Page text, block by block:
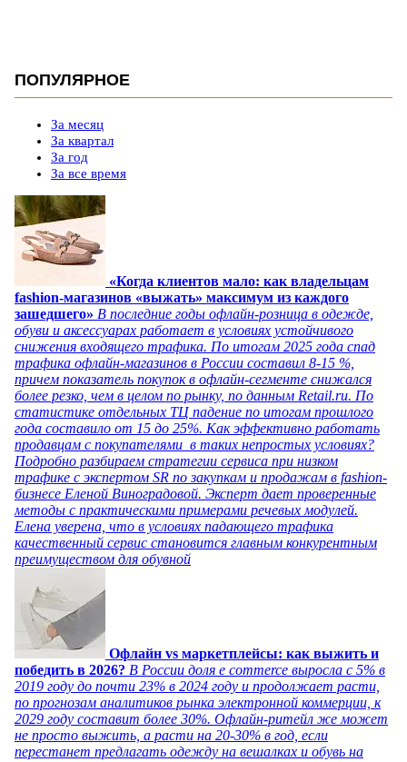
ПОПУЛЯРНОЕ
За месяц
За квартал
За год
За все время
«Когда клиентов мало: как владельцам
fashion-магазинов «выжать» максимум из каждого
зашедшего» В последние годы офлайн-розница в одежде,
обуви и аксессуарах работает в условиях устойчивого
снижения входящего трафика. По итогам 2025 года спад
трафика офлайн-магазинов в России составил 8-15 %,
причем показатель покупок в офлайн-сегменте снижался
более резко, чем в целом по рынку, по данным Retail.ru. По
статистике отдельных ТЦ падение по итогам прошлого
года составило от 15 до 25%. Как эффективно работать
продавцам с покупателями в таких непростых условиях?
Подробно разбираем стратегии сервиса при низком
трафике с экспертом SR по закупкам и продажам в fashion-
бизнесе Еленой Виноградовой. Эксперт дает проверенные
методы с практическими примерами речевых модулей.
Елена уверена, что в условиях падающего трафика
качественный сервис становится главным конкурентным
преимуществом для обувной
Офлайн vs маркетплейсы: как выжить и
победить в 2026? В России доля e commerce выросла с 5% в
2019 году до почти 23% в 2024 году и продолжает расти,
по прогнозам аналитиков рынка электронной коммерции, к
2029 году составит более 30%. Офлайн-ритейл же может
не просто выжить, а расти на 20-30% в год, если
перестанет предлагать одежду на вешалках и обувь на